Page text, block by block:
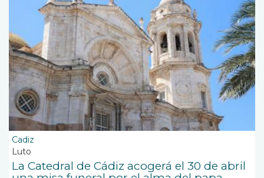
Cadiz
Luto
La Catedral de Cádiz acogerá el 30 de abril